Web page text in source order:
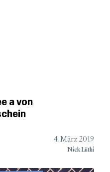
a von
4. März 2019
Nick Lüthi